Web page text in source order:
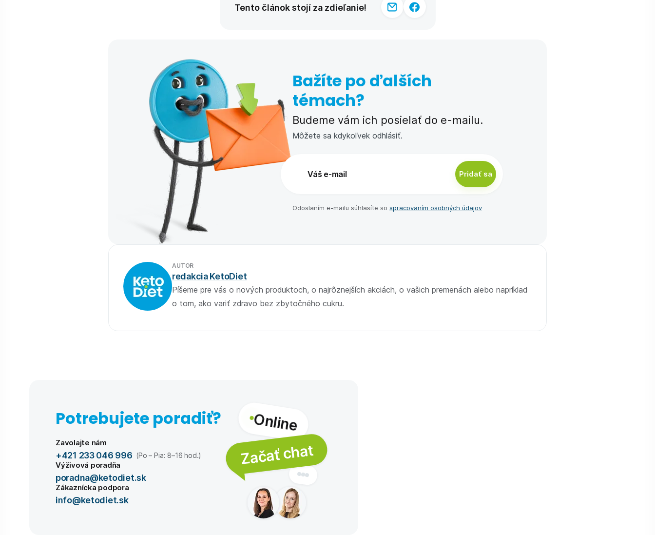
Tento článok stojí za zdieľanie!
Bažíte po ďalších
témach?
Budeme vám ich posielať do e-⁠mailu.
Môžete sa kdykoľvek odhlásiť.
Pridať sa
Odoslaním e-⁠mailu súhlasíte so spracovaním osobných údajov
AUTOR
redakcia KetoDiet
Píšeme pre vás o nových produktoch, o najrôznejších akciách, o vašich premenách alebo napríklad
o tom, ako variť zdravo bez zbytočného cukru.
Online
Začať chat
Potrebujete poradiť?
Zavolajte nám
+421 233 046 996 (Po – Pia: 8–16 hod.)
Výživová poradňa
poradna@ketodiet.sk
Zákaznícka podpora
info@ketodiet.sk